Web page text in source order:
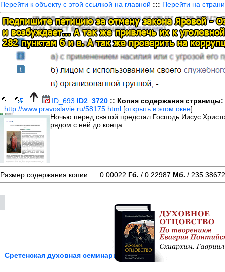
Перейти к объекту с этой ссылкой на главной ::: Перейти на
ID_693:ID2_3720 :: Копия содержания страницы:
http://www.pravoslavie.ru/58175.html [открыть в этом окне]
Ночью перед святой предстал Господь Иисус
рядом с ней до конца.
Размер содержания копии: 0.00022 Гб. / 0.22987 Мб. /
Сретенская духовная семинария